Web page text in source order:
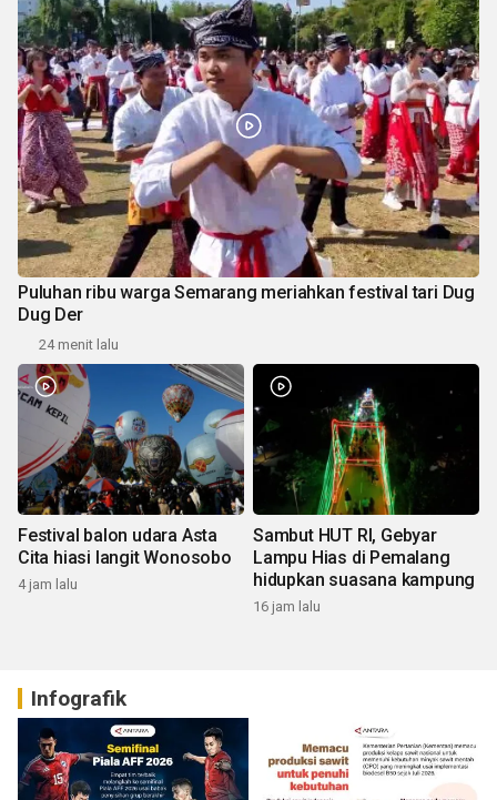
Puluhan ribu warga Semarang meriahkan festival tari Dug
Dug Der
24 menit lalu
Festival balon udara Asta
Cita hiasi langit Wonosobo
4 jam lalu
Sambut HUT RI, Gebyar
Lampu Hias di Pemalang
hidupkan suasana kampung
16 jam lalu
Infografik